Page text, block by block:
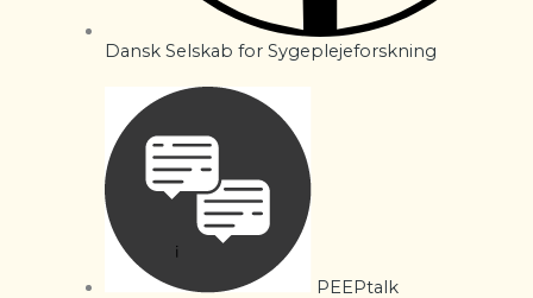
Dansk Selskab for Sygeplejeforskning
PEEPtalk